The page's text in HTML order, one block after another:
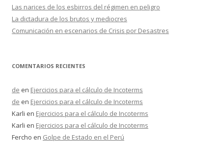
Las narices de los esbirros del régimen en peligro
La dictadura de los brutos y mediocres
Comunicación en escenarios de Crisis por Desastres
COMENTARIOS RECIENTES
de en Ejercicios para el cálculo de Incoterms
de en Ejercicios para el cálculo de Incoterms
Karli en Ejercicios para el cálculo de Incoterms
Karli en Ejercicios para el cálculo de Incoterms
Fercho en Golpe de Estado en el Perú